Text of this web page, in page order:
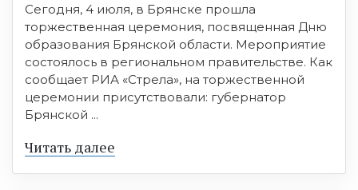
Сегодня, 4 июля, в Брянске прошла
торжественная церемония, посвященная Дню
образования Брянской области. Мероприятие
состоялось в региональном правительстве. Как
сообщает РИА «Стрела», на торжественной
церемонии присутствовали: губернатор
Брянской ...
Читать далее